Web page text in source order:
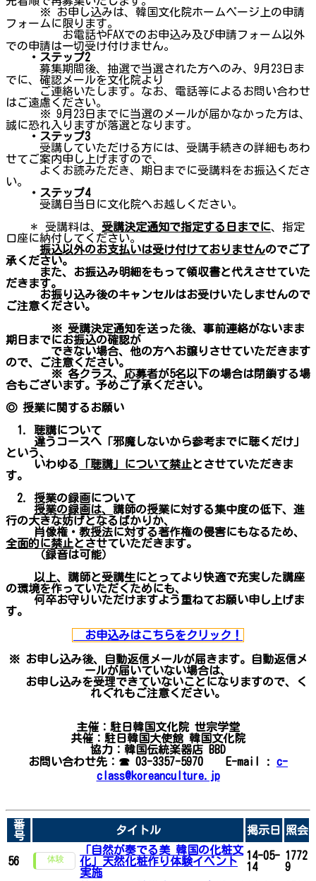
※ お申し込みは、韓国文化院ホームページ上の申請
フォームに限ります。
お電話やFAXでのお申込み及び申請フォーム以外
での申請は一切受け付けません。
・ステップ2
募集期間後、抽選で当選された方へのみ、9月23日ま
でに、確認メールを文化院より
ご連絡いたします。なお、電話等によるお問い合わせ
はご遠慮ください。
※ 9月23日までに当選のメールが届かなかった方は、
誠に恐れ入りますが落選となります。
・ステップ3
受講していただける方には、受講手続きの詳細もあわ
せてご案内申し上げますので、
よくお読みただき、期日までに受講料をお振込くださ
い。
・ステップ4
受講日当日に文化院へお越しください。
＊ 受講料は、 受講決定通知で指定する日までに、指定
口座に納付してください。
振込以外のお支払いは受け付けておりませんのでご了
承ください。
また、お振込み明細をもって領収書と代えさせていた
だきます。
お振り込み後のキャンセルはお受けいたしませんので
ご注意ください。
※ 受講決定通知を送った後、事前連絡がないまま
期日までにお振込の確認が
できない場合、他の方へお譲りさせていただきます
ので、ご注意ください。
※ 各クラス、応募者が5名以下の場合は閉鎖する場
合もございます。予めご了承ください。
◎ 授業に関するお願い
1. 聴講について
違うコースへ「邪魔しないから参考までに聴くだけ」
という、
いわゆる
「聴講」について禁止とさせていただきま
す。
2. 授業の録画について
授業の録画は、 講師の授業に対する集中度の低下、進
行の大きな妨げとなるばかりか、
肖像権・教授法に対する著作権の侵害にもなるため、
全面的に禁止とさせていただきます。
（録音は可能）
以上、講師と受講生にとってより快適で充実した講座
の環境を作っていただくためにも、
何卒お守りいただけますよう重ねてお願い申し上げま
す。
お申込みはこちらをクリック！
※ お申し込み後、自動返信メールが届きます。自動返信メ
ールが届いていない場合は、
お申し込みを受理できていないことになりますので、く
れぐれもご注意ください。
主催：駐日韓国文化院 世宗学堂
共催：駐日韓国大使館 韓国文化院
協力：韓国伝統楽器店 BBD
お問い合わせ先：☎ 03-3357-5970 E-mail : c-
class@koreanculture.jp
番
号
タイトル 掲示日 照会
56
「自然が奏でる美 韓国の化粧文
化」天然化粧作り体験イベント
実施
14-05-
14
1772
9